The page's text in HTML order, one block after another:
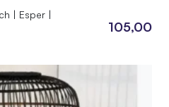
| Esper |
105,00